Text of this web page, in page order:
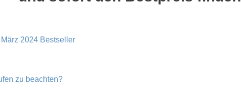
2024 Bestseller
zu beachten?